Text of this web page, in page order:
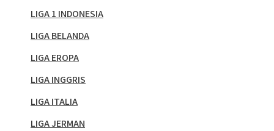
LIGA 1 INDONESIA
LIGA BELANDA
LIGA EROPA
LIGA INGGRIS
LIGA ITALIA
LIGA JERMAN